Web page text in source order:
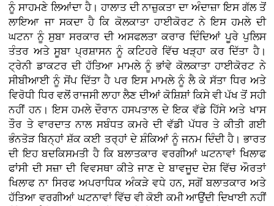
ਨੂੰ ਸਾਹਮਣੇ ਲਿਆਂਦਾ ਹੈ। ਹਾਲਾਤ ਦੀ ਨਾਜ਼ੁਕਤਾ ਦਾ ਅੰਦਾਜ਼ਾ ਇਸ ਗੱਲ ਤੋਂ
ਲਾਇਆ ਜਾ ਸਕਦਾ ਹੈ ਕਿ ਕੋਲਕਾਤਾ ਹਾਈਕੋਰਟ ਨੇ ਇਸ ਹਮਲੇ ਦੀ
ਘਟਨਾ ਨੂੰ ਸੁਬਾ ਸਰਕਾਰ ਦੀ ਅਸਫਲਤਾ ਕਰਾਰ ਦਿੰਦਿਆਂ ਪੂਰੇ ਪੁਲਿਸ
ਤੰਤਰ ਅਤੇ ਸੂਬਾ ਪ੍ਰਸ਼ਾਸਨ ਨੂੰ ਕਟਿਹਰੇ ਵਿੱਚ ਖੜ੍ਹਾ ਕਰ ਦਿੱਤਾ ਹੈ।
ਟ੍ਰੇਨੀ ਡਾਕਟਰ ਦੀ ਹੱਤਿਆ ਮਾਮਲੇ ਨੂੰ ਭਾਂਵੇ ਕੋਲਕਾਤਾ ਹਾਈਕੋਰਟ ਨੇ
ਸੀਬੀਆਈ ਨੂੰ ਸੋਂਪ ਦਿੱਤਾ ਹੈ ਪਰ ਇਸ ਮਾਮਲੇ ਨੂੰ ਲੈ ਕੇ ਸੱਤਾ ਧਿਰ ਅਤੇ
ਵਿਰੋਧੀ ਧਿਰ ਵਲੋਂ ਰਾਜਸੀ ਲਾਹਾ ਲੈਣ ਦੀਆਂ ਕੋਸ਼ਿਸ਼ਾਂ ਕਿਸੇ ਵੀ ਪੱਖ ਤੋਂ ਸਹੀ
ਨਹੀਂ ਹਨ। ਇਸ ਹਮਲੇ ਦੌਰਾਨ ਹਸਪਤਾਲ ਦੇ ਇਕ ਵੱਡੇ ਹਿੱਸੇ ਅਤੇ ਖਾਸ
ਤੌਰ ਤੇ ਵਾਰਦਾਤ ਨਾਲ ਸਬੰਧਤ ਕਮਰੇ ਦੀ ਵੱਡੀ ਪੱਧਰ ਤੇ ਕੀਤੀ ਗਈ
ਭੰਨਤੋੜ ਬਿਨ੍ਹਾਂ ਸ਼ੱਕ ਕਈ ਤਰ੍ਹਾਂ ਦੇ ਸ਼ੰਕਿਆਂ ਨੂੰ ਜਨਮ ਦਿੰਦੀ ਹੈ। ਭਾਰਤ
ਦੀ ਇਹ ਬਦਕਿਸਮਤੀ ਹੈ ਕਿ ਬਲਾਤਕਾਰ ਵਰਗੀਆਂ ਘਟਨਾਵਾਂ ਖਿਲਾਫ
ਫਾਂਸੀ ਦੀ ਸਜ਼ਾ ਦੀ ਵਿਵਸਥਾ ਕੀਤੇ ਜਾਣ ਦੇ ਬਾਵਜੂਦ ਦੇਸ਼ ਵਿੱਚ ਔਰਤਾਂ
ਖਿਲਾਫ ਨਾ ਸਿਰਫ ਅਪਰਾਧਿਕ ਅੰਕੜੇ ਵਧੇ ਹਨ, ਸਗੋਂ ਬਲਾਤਕਾਰ ਅਤੇ
ਹੱਤਿਆ ਵਰਗੀਆਂ ਘਟਨਾਵਾਂ ਵਿੱਚ ਵੀ ਕੋਈ ਕਮੀ ਆਉਂਦੀ ਦਿਖਾਈ ਨਹੀਂ